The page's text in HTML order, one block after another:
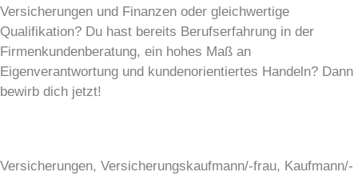
Versicherungen und Finanzen oder gleichwertige
Qualifikation? Du hast bereits Berufserfahrung in der
Firmenkundenberatung, ein hohes Maß an
Eigenverantwortung und kundenorientiertes Handeln? Dann
bewirb dich jetzt!
Versicherungen, Versicherungskaufmann/-frau, Kaufmann/-